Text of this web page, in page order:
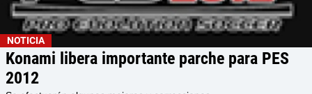
NOTICIA
Konami libera importante parche para PES
2012